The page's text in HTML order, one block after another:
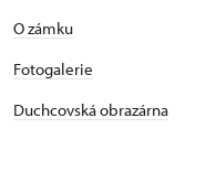
O zámku
Fotogalerie
Duchcovská obrazárna